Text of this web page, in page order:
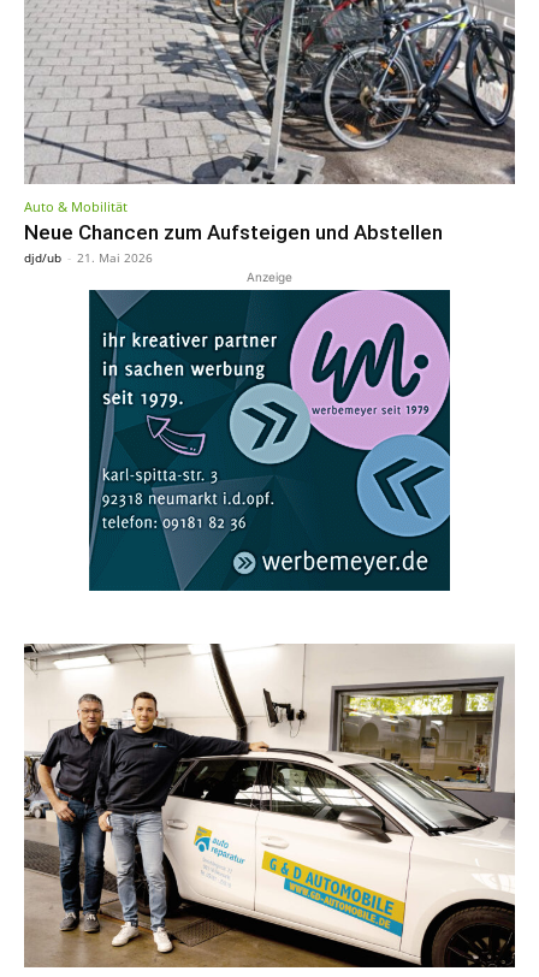
Auto & Mobilität
Neue Chancen zum Aufsteigen und Abstellen
djd/ub - 21. Mai 2026
Anzeige